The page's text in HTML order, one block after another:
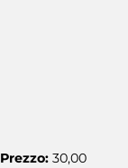
Prezzo: 30,00